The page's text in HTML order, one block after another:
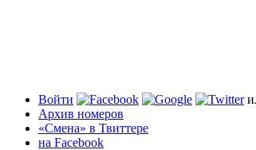
Войти
Архив номеров
«Смена» в Твиттере
на Facebook